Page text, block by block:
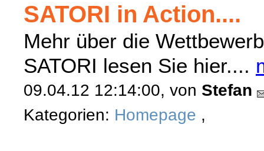
SATORI in Action....
Mehr über die
SATORI lesen Sie hier....
09.04.12 12:14:00, von Stefan
Kategorien: Homepage ,